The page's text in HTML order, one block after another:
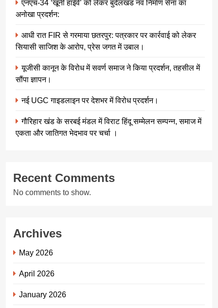
एनएच-34 ‘खूनी हाईवे’ को लेकर बुंदेलखंड नव निर्माण सेना का
अनोखा प्रदर्शन:
आधी रात FIR से गरमाया छतरपुर: पत्रकार पर कार्रवाई को लेकर
सियासी साजिश के आरोप, प्रेस जगत में उबाल।
यूजीसी कानून के विरोध में सवर्ण समाज ने किया प्रदर्शन, तहसील में
सौंपा ज्ञापन।
नई UGC गाइडलाइन पर देशभर में विरोध प्रदर्शन।
गौरिहार खंड के सरबई मंडल में विराट हिंदू सम्मेलन सम्पन्न, समाज में
एकता और जातिगत भेदभाव पर चर्चा ।
Recent Comments
No comments to show.
Archives
May 2026
April 2026
January 2026